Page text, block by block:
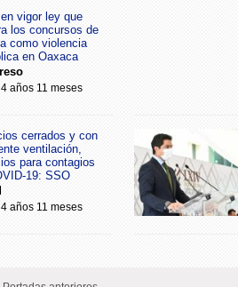
vigor ley que
los concursos de
como violencia
en Oaxaca
años 11 meses
cerrados y con
ventilación,
para contagios
19: SSO
años 11 meses